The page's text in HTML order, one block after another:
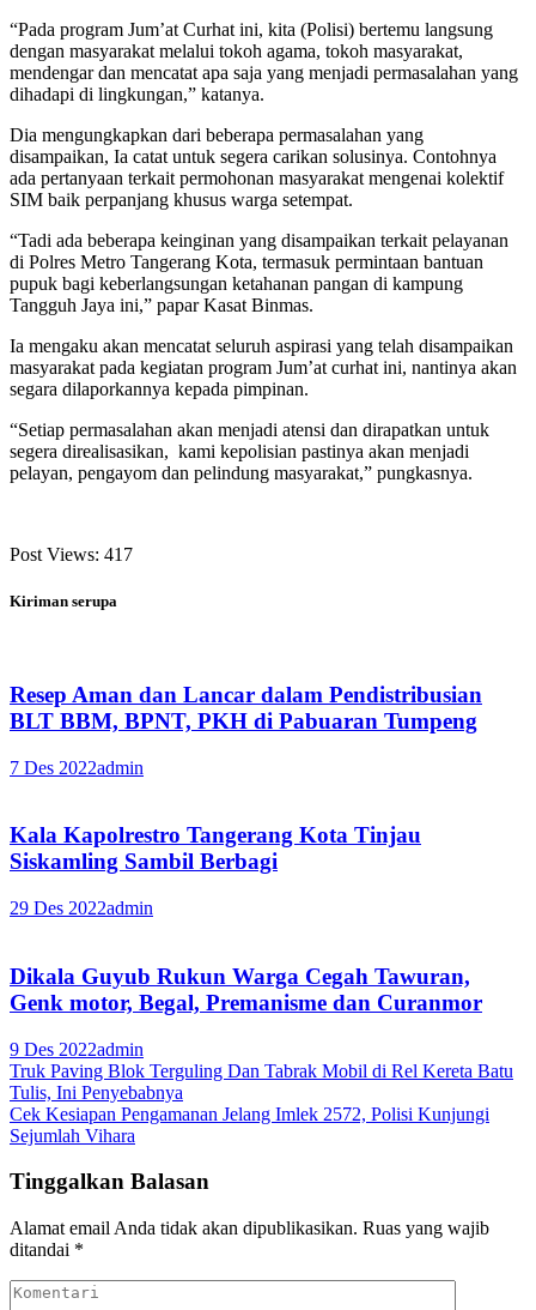
“Pada program Jum’at Curhat ini, kita (Polisi) bertemu langsung
dengan masyarakat melalui tokoh agama, tokoh masyarakat,
mendengar dan mencatat apa saja yang menjadi permasalahan yang
dihadapi di lingkungan,” katanya.
Dia mengungkapkan dari beberapa permasalahan yang
disampaikan, Ia catat untuk segera carikan solusinya. Contohnya
ada pertanyaan terkait permohonan masyarakat mengenai kolektif
SIM baik perpanjang khusus warga setempat.
“Tadi ada beberapa keinginan yang disampaikan terkait pelayanan
di Polres Metro Tangerang Kota, termasuk permintaan bantuan
pupuk bagi keberlangsungan ketahanan pangan di kampung
Tangguh Jaya ini,” papar Kasat Binmas.
Ia mengaku akan mencatat seluruh aspirasi yang telah disampaikan
masyarakat pada kegiatan program Jum’at curhat ini, nantinya akan
segara dilaporkannya kepada pimpinan.
“Setiap permasalahan akan menjadi atensi dan dirapatkan untuk
segera direalisasikan, kami kepolisian pastinya akan menjadi
pelayan, pengayom dan pelindung masyarakat,” pungkasnya.
Post Views: 417
Kiriman serupa
Resep Aman dan Lancar dalam Pendistribusian
BLT BBM, BPNT, PKH di Pabuaran Tumpeng
7 Des 2022admin
Kala Kapolrestro Tangerang Kota Tinjau
Siskamling Sambil Berbagi
29 Des 2022admin
Dikala Guyub Rukun Warga Cegah Tawuran,
Genk motor, Begal, Premanisme dan Curanmor
9 Des 2022admin
Navigasi
pos
Truk Paving Blok Terguling Dan Tabrak Mobil di Rel Kereta Batu
Tulis, Ini Penyebabnya
Cek Kesiapan Pengamanan Jelang Imlek 2572, Polisi Kunjungi
Sejumlah Vihara
Tinggalkan Balasan
Alamat email Anda tidak akan dipublikasikan. Ruas yang wajib
ditandai *
Komentari